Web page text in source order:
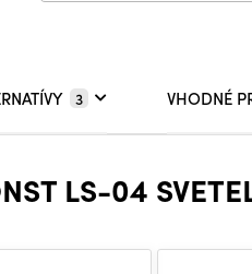
3 VHODNÉ
LS-04